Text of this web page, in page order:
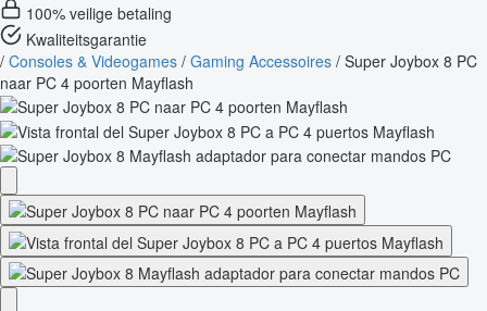
100% veilige betaling
Kwaliteitsgarantie
/ Consoles & Videogames / Gaming Accessoires / Super Joybox 8 PC
naar PC 4 poorten Mayflash